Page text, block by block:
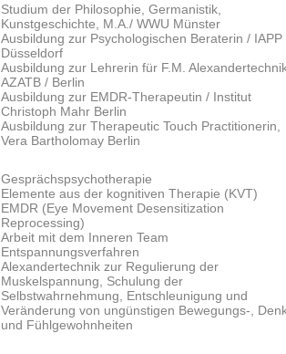
Studium der Philosophie, Germanistik,
Kunstgeschichte, M.A./ WWU Münster
Ausbildung zur Psychologischen Beraterin / IAPP
Düsseldorf
Ausbildung zur Lehrerin für F.M.
AZATB / Berlin
Ausbildung zur EMDR-Therapeutin / Institut
Christoph Mahr Berlin
Ausbildung zur Therapeutic Touch Practitionerin,
Vera Bartholomay Berlin
Gesprächspsychotherapie
Elemente aus der kognitiven Therapie (KVT)
EMDR (Eye Movement Desensitization
Reprocessing)
Arbeit mit dem Inneren Team
Entspannungsverfahren
Alexandertechnik zur Regulierung der
Muskelspannung, Schulung der
Selbstwahrnehmung, Entschleunigung und
Veränderung von ungünstigen Bewegungs-,
und Fühlgewohnheiten